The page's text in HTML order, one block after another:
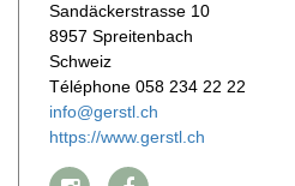
Sandäckerstrasse 10
8957 Spreitenbach
Schweiz
Téléphone 058 234 22 22
info@gerstl.ch
https://www.gerstl.ch